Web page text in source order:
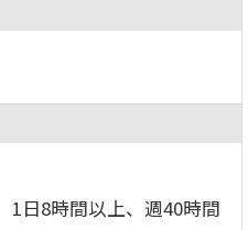
日8時間以上、週40時間